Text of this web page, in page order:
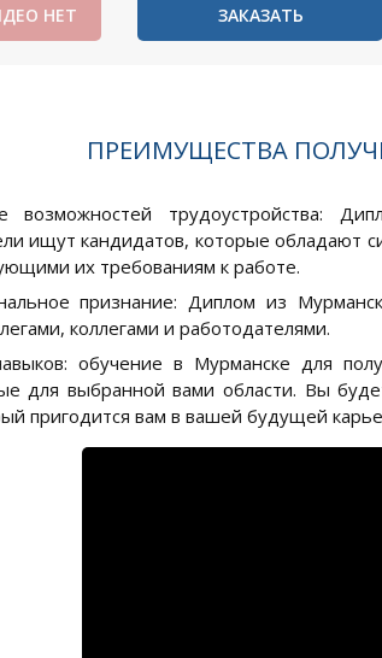
НЕТ ЗАКАЗАТЬ
ПРЕИМУЩЕСТВА
возможностей трудоустройства:
ищут кандидатов, которые обладают
их требованиям к работе.
признание: Диплом из
коллегами и работодателями.
обучение в Мурманске для
для выбранной вами области. Вы
пригодится вам в вашей будущей